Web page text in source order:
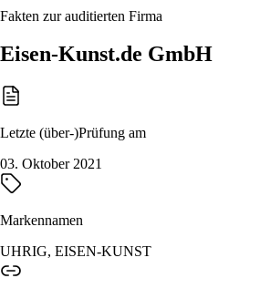
Fakten zur auditierten Firma
Eisen-Kunst.de GmbH
Letzte (über-)Prüfung am
03. Oktober 2021
Markennamen
UHRIG, EISEN-KUNST